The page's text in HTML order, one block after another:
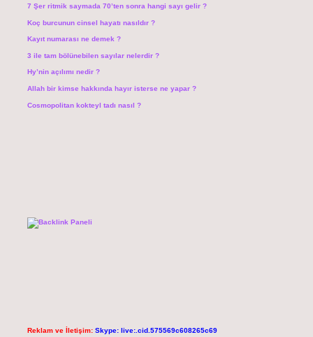
7 Şer ritmik saymada 70’ten sonra hangi sayı gelir ?
Koç burcunun cinsel hayatı nasıldır ?
Kayıt numarası ne demek ?
3 ile tam bölünebilen sayılar nelerdir ?
Hy’nin açılımı nedir ?
Allah bir kimse hakkında hayır isterse ne yapar ?
Cosmopolitan kokteyl tadı nasıl ?
Reklam ve İletişim: Skype: live:.cid.575569c608265c69